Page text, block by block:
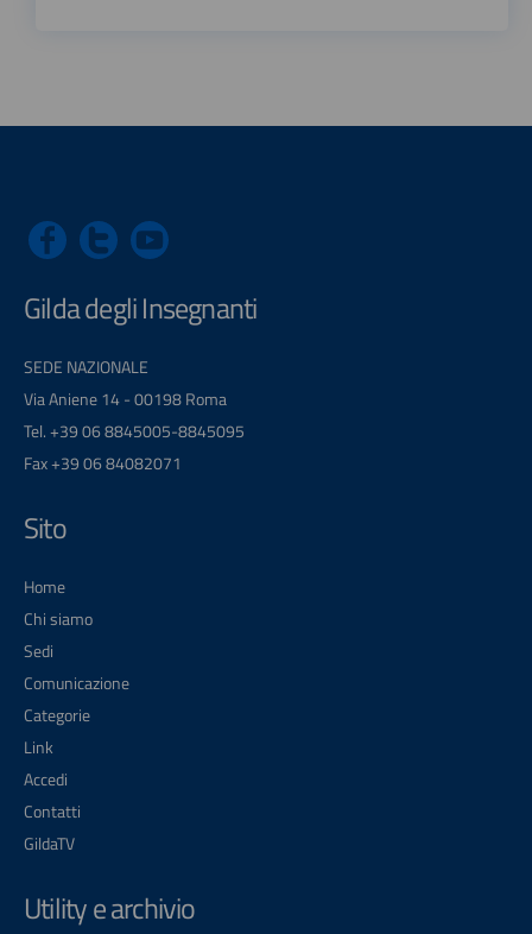
Gilda degli Insegnanti
SEDE NAZIONALE
Via Aniene 14 - 00198 Roma
Tel. +39 06 8845005-8845095
Fax +39 06 84082071
Sito
Home
Chi siamo
Sedi
Comunicazione
Categorie
Link
Accedi
Contatti
GildaTV
Utility e archivio